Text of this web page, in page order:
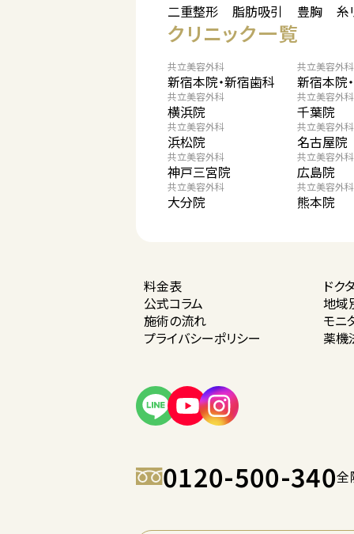
二重整形 脂肪吸引 豊胸 糸
クリニック一覧
共立美容外科
新宿本院・新宿歯科
共立美容外科
新宿本院
共立美容外科
横浜院
共立美容外科
千葉院
共立美容外科
浜松院
共立美容外科
名古屋院
共立美容外科
神戸三宮院
共立美容外科
広島院
共立美容外科
大分院
共立美容外科
熊本院
料金表
ドク
公式コラム
地域
施術の流れ
モニ
プライバシーポリシー 薬機
0120-500-340全